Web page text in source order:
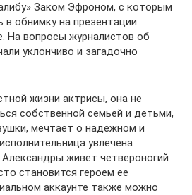
Заком Эфроном, с которым
в обнимку на презентации
На вопросы журналистов об
уклончиво и загадочно
жизни актрисы, она не
собственной семьей и детьми,
мечтает о надежном и
увлечена
живет четвероногий
становится героем ее
аккаунте также можно